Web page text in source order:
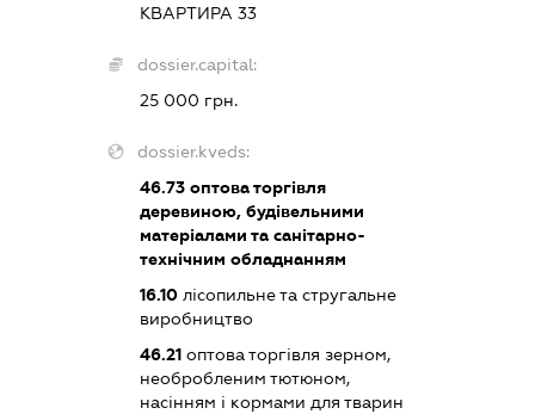
КВАРТИРА 33
dossier.capital:
25 000 грн.
dossier.kveds:
46.73 оптова торгівля
деревиною, будівельними
матеріалами та санітарно-
технічним обладнанням
16.10 лісопильне та стругальне
виробництво
46.21 оптова торгівля зерном,
необробленим тютюном,
насінням і кормами для тварин